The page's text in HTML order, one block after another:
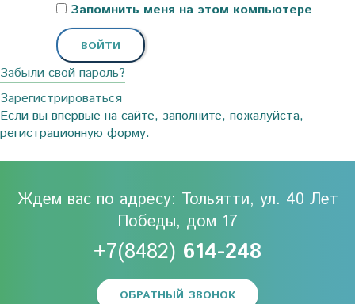
Запомнить меня на этом компьютере
Забыли свой пароль?
Зарегистрироваться
Если вы впервые на сайте, заполните, пожалуйста,
регистрационную форму.
Ждем вас по адресу: Тольятти, ул. 40 Лет
Победы, дом 17
+7(8482) 614-248
ОБРАТНЫЙ ЗВОНОК